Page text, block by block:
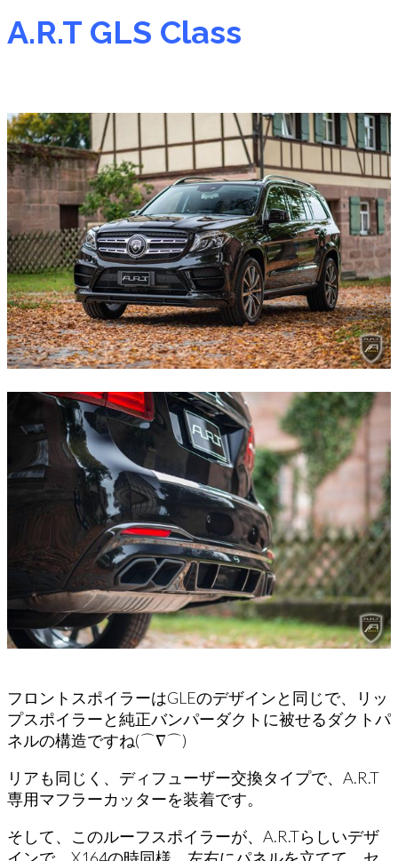
A.R.T GLS Class
フロントスポイラーはGLEのデザインと同じで、リッ
プスポイラーと純正バンパーダクトに被せるダクトパ
ネルの構造ですね(⌒∇⌒)
リアも同じく、ディフューザー交換タイプで、A.R.T
専用マフラーカッターを装着です。
そして、このルーフスポイラーが、A.R.Tらしいデザ